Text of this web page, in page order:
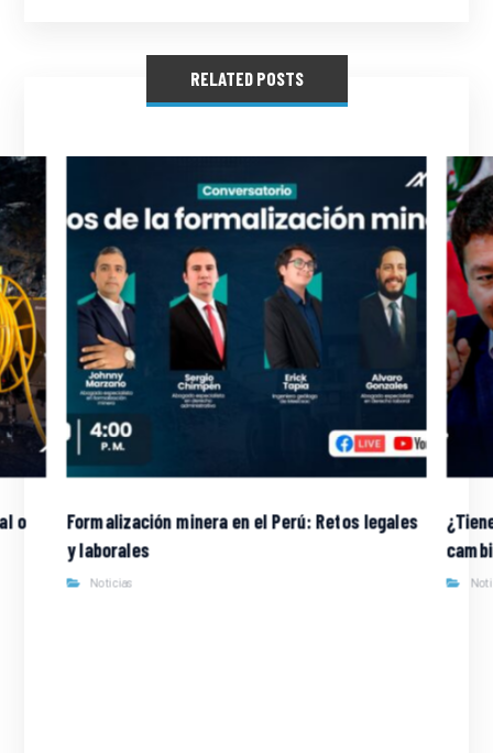
RELATED POSTS
o
Formalización minera en el Perú: Retos legales
y laborales
Noticias